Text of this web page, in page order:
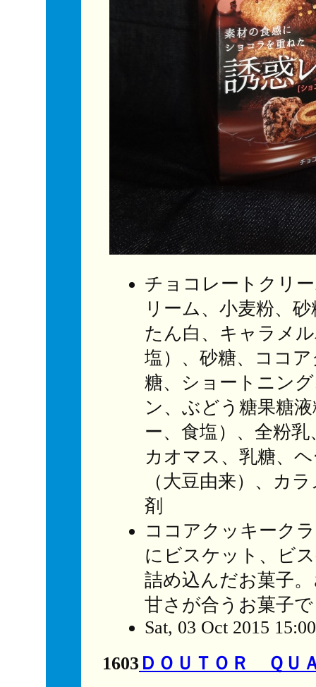
チョコレートクリ
リーム、小麦粉、
たん白、キャラメ
塩）、砂糖、ココ
糖、ショートニン
ン、ぶどう糖果糖
ー、食塩）、全粉
カオマス、乳糖、
（大豆由来）、カ
剤
ココアクッキーク
にビスケット、ビ
詰め込んだお菓子
甘さが合うお菓子
Sat, 03 Oct 2015
1603 ＤＯＵＴＯＲ ＱＵ